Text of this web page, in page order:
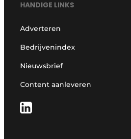
HANDIGE LINKS
Adverteren
Bedrijvenindex
Nieuwsbrief
Content aanleveren